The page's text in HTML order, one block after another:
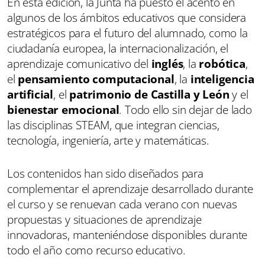
algunos de los ámbitos educativos que considera
estratégicos para el futuro del alumnado, como la
ciudadanía europea, la internacionalización, el
aprendizaje comunicativo del inglés, la robótica,
el pensamiento computacional, la inteligencia
artificial, el patrimonio de Castilla y Leóny el
bienestar emocional. Todo ello sin dejar de lado
las disciplinas STEAM, que integran ciencias,
tecnología, ingeniería, arte y matemáticas.
Los contenidos han sido diseñados para
complementar el aprendizaje desarrollado durante
el curso y se renuevan cada verano con nuevas
propuestas y situaciones de aprendizaje
innovadoras, manteniéndose disponibles durante
todo el año como recurso educativo.